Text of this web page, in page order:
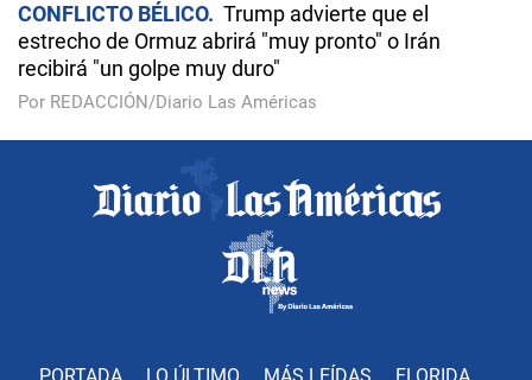
CONFLICTO BÉLICO
Trump advierte que el
estrecho de Ormuz abrirá "muy pronto" o Irán
recibirá "un golpe muy duro"
Por REDACCIÓN/Diario Las Américas